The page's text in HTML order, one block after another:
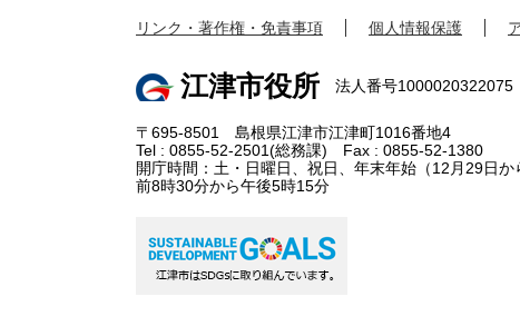
リンク・著作権・免責事項 個人情報保護
江津市役所 法人番号1000020322075
〒695-8501 島根県江津市江津町1016番地4
Tel : 0855-52-2501(総務課) Fax : 0855-52-1380
開庁時間：土・日曜日、祝日、年末年始（12月29日
前8時30分から午後5時15分